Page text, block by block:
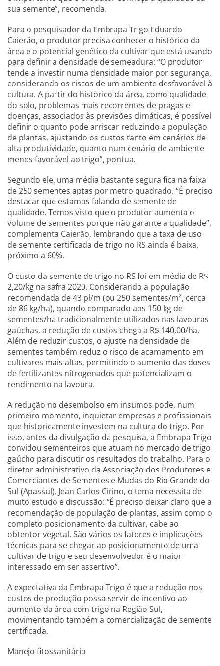
sua semente”, recomenda.
Para o pesquisador da Embrapa Trigo Eduardo
Caierão, o produtor precisa conhecer o histórico da
área e o potencial genético da cultivar que está usando
para definir a densidade de semeadura: “O produtor
tende a investir numa densidade maior por segurança,
considerando os riscos de um ambiente desfavorável à
cultura. A partir do histórico da área, como qualidade
do solo, problemas mais recorrentes de pragas e
doenças, associados às previsões climáticas, é possível
definir o quanto pode arriscar reduzindo a população
de plantas, ajustando os custos tanto em cenários de
alta produtividade, quanto num cenário de ambiente
menos favorável ao trigo”, pontua.
Segundo ele, uma média bastante segura fica na faixa
de 250 sementes aptas por metro quadrado. “É preciso
destacar que estamos falando de semente de
qualidade. Temos visto que o produtor aumenta o
volume de sementes porque não garante a qualidade”,
complementa Caierão, lembrando que a taxa de uso
de semente certificada de trigo no RS ainda é baixa,
próximo a 60%.
O custo da semente de trigo no RS foi em média de R$
2,20/kg na safra 2020. Considerando a população
recomendada de 43 pl/m (ou 250 sementes/m², cerca
de 86 kg/ha), quando comparado aos 150 kg de
sementes/ha tradicionalmente utilizados nas lavouras
gaúchas, a redução de custos chega a R$ 140,00/ha.
Além de reduzir custos, o ajuste na densidade de
sementes também reduz o risco de acamamento em
cultivares mais altas, permitindo o aumento das doses
de fertilizantes nitrogenados que potencializam o
rendimento na lavoura.
A redução no desembolso em insumos pode, num
primeiro momento, inquietar empresas e profissionais
que historicamente investem na cultura do trigo. Por
isso, antes da divulgação da pesquisa, a Embrapa Trigo
convidou sementeiros que atuam no mercado de trigo
gaúcho para discutir os resultados do trabalho. Para o
diretor administrativo da Associação dos Produtores e
Comerciantes de Sementes e Mudas do Rio Grande do
Sul (Apassul), Jean Carlos Cirino, o tema necessita de
muito estudo e discussão: “É preciso deixar claro que a
recomendação de população de plantas, assim como o
completo posicionamento da cultivar, cabe ao
obtentor vegetal. São vários os fatores e implicações
técnicas para se chegar ao posicionamento de uma
cultivar de trigo e seu desenvolvedor é o maior
interessado em ser assertivo”.
A expectativa da Embrapa Trigo é que a redução nos
custos de produção possa servir de incentivo ao
aumento da área com trigo na Região Sul,
movimentando também a comercialização de semente
certificada.
Manejo fitossanitário